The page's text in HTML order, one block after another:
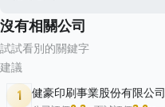
沒有相關公司
試試看別的關鍵字
建議
1 健豪印刷事業股份有限公司